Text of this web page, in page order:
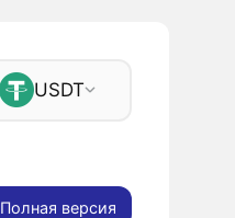
USDT
Полная версия